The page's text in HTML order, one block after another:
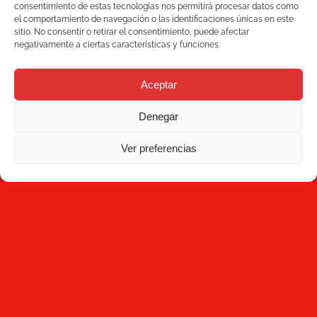
consentimiento de estas tecnologías nos permitirá procesar datos como
el comportamiento de navegación o las identificaciones únicas en este
sitio. No consentir o retirar el consentimiento, puede afectar
negativamente a ciertas características y funciones.
Aceptar
Denegar
Ver preferencias
Contacto
NEWSLETTER